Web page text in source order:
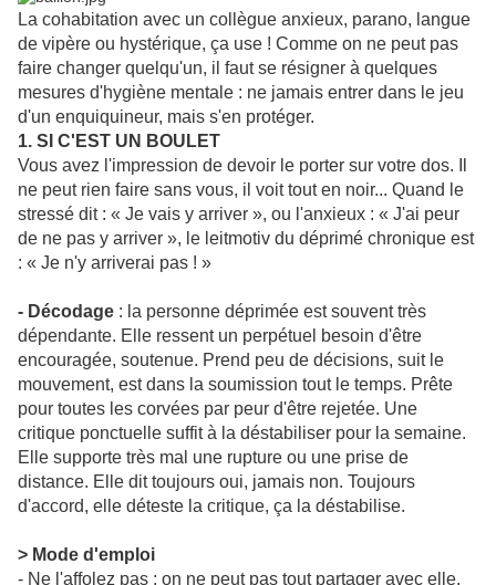
La cohabitation avec un collègue anxieux, parano, langue
de vipère ou hystérique, ça use ! Comme on ne peut pas
faire changer quelqu'un, il faut se résigner à quelques
mesures d'hygiène mentale : ne jamais entrer dans le jeu
d'un enquiquineur, mais s'en protéger.
1. SI C'EST UN BOULET
Vous avez l'impression de devoir le porter sur votre dos. Il
ne peut rien faire sans vous, il voit tout en noir... Quand le
stressé dit : « Je vais y arriver », ou l'anxieux : « J'ai peur
de ne pas y arriver », le leitmotiv du déprimé chronique est
: « Je n'y arriverai pas ! »
- Décodage : la personne déprimée est souvent très
dépendante. Elle ressent un perpétuel besoin d'être
encouragée, soutenue. Prend peu de décisions, suit le
mouvement, est dans la soumission tout le temps. Prête
pour toutes les corvées par peur d'être rejetée. Une
critique ponctuelle suffit à la déstabiliser pour la semaine.
Elle supporte très mal une rupture ou une prise de
distance. Elle dit toujours oui, jamais non. Toujours
d'accord, elle déteste la critique, ça la déstabilise.
> Mode d'emploi
- Ne l'affolez pas : on ne peut pas tout partager avec elle.